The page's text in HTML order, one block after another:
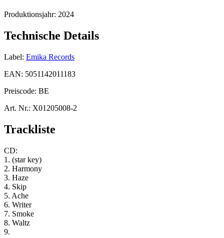
Produktionsjahr: 2024
Technische Details
Label: Emika Records
EAN: 5051142011183
Preiscode: BE
Art. Nr.: X01205008-2
Trackliste
CD:
1. (star key)
2. Harmony
3. Haze
4. Skip
5. Ache
6. Writer
7. Smoke
8. Waltz
9.